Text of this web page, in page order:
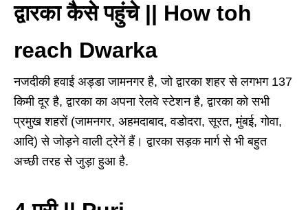
द्वारका कैसे पहुंचे || How toh
reach Dwarka
नजदीकी हवाई अड्डा जामनगर है, जो द्वारका शहर से लगभग 137
किमी दूर है, द्वारका का अपना रेलवे स्टेशन है, द्वारका को सभी
प्रमुख शहरों (जामनगर, अहमदाबाद, वडोदरा, सूरत, मुंबई, गोवा,
आदि) से जोड़ने वाली ट्रेनें हैं। द्वारका सड़क मार्ग से भी बहुत
अच्छी तरह से जुड़ा हुआ है.